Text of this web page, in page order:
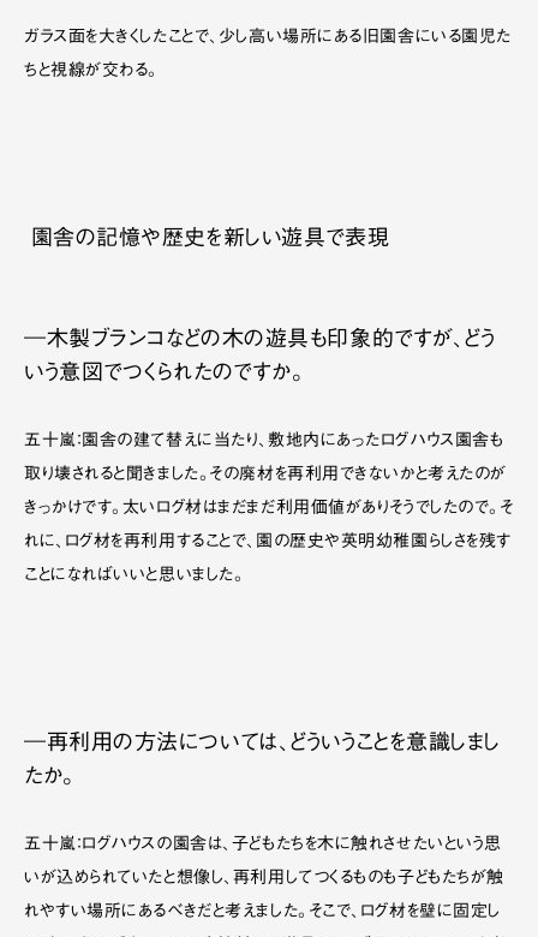
ガラス面を大きくしたことで、少し高い場所にある旧園舎にいる園児た
ちと視線が交わる。
園舎の記憶や歴史を新しい遊具で表現
―木製ブランコなどの木の遊具も印象的ですが、どう
いう意図でつくられたのですか。
五十嵐：園舎の建て替えに当たり、敷地内にあったログハウス園舎も
取り壊されると聞きました。その廃材を再利用できないかと考えたのが
きっかけです。太いログ材はまだまだ利用価値がありそうでしたので。そ
れに、ログ材を再利用することで、園の歴史や英明幼稚園らしさを残す
ことになればいいと思いました。
―再利用の方法については、どういうことを意識しまし
たか。
五十嵐：ログハウスの園舎は、子どもたちを木に触れさせたいという思
いが込められていたと想像し、再利用してつくるものも子どもたちが触
れやすい場所にあるべきだと考えました。そこで、ログ材を壁に固定し